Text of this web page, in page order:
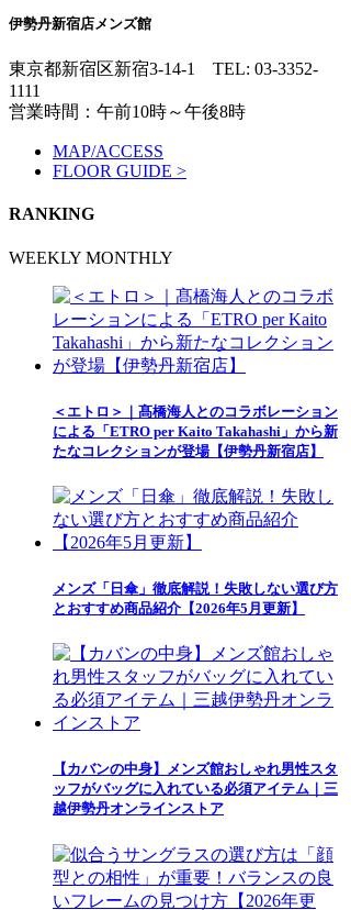
伊勢丹新宿店メンズ館
東京都新宿区新宿3-14-1 TEL: 03-3352-
1111
営業時間：午前10時～午後8時
MAP/ACCESS
FLOOR GUIDE >
RANKING
WEEKLY MONTHLY
＜エトロ＞｜髙橋海人とのコラボレーション
による「ETRO per Kaito Takahashi」から新
たなコレクションが登場【伊勢丹新宿店】
メンズ「日傘」徹底解説！失敗しない選び方
とおすすめ商品紹介【2026年5月更新】
【カバンの中身】メンズ館おしゃれ男性スタ
ッフがバッグに入れている必須アイテム｜三
越伊勢丹オンラインストア